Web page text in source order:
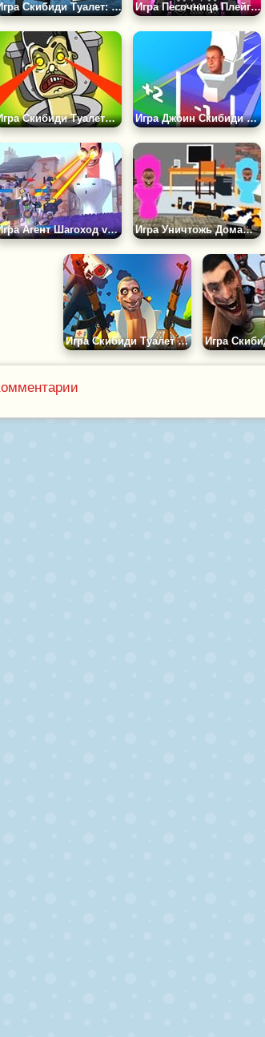
Игра Скибиди Туалет: Общежитие с Привидениями Игра Песочница Плейграунд: Экспериментируй!
Игра Скибиди Туалеты: Атака и Защита Игра Джоин Скибиди Клеш 3Д
Игра Агент Шагоход vs Скибиди Туалеты Игра Уничтожь Домашних Скибиди Туалетов 3D
Игра Скибиди Туалет Против Камераменов